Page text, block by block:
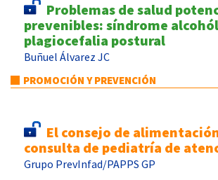
Problemas de salud
prevenibles: síndrome
plagiocefalia postural
Buñuel Álvarez JC
PROMOCIÓN Y PREVENCIÓN
El consejo de
consulta de pediatría de
Grupo PrevInfad/PAPPS GP